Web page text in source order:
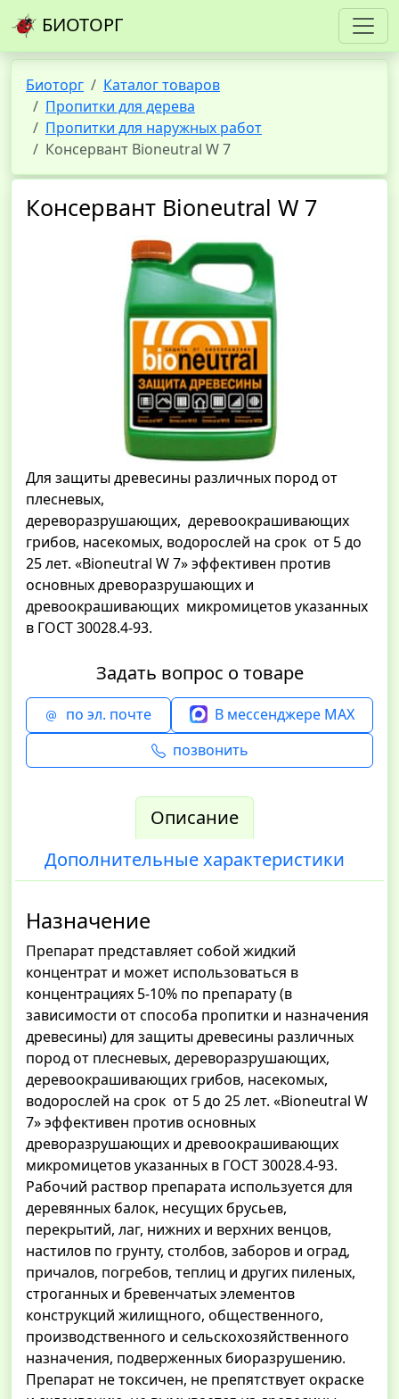
БИОТОРГ
Биоторг
Каталог товаров
Пропитки для дерева
Пропитки для наружных работ
Консервант Bioneutral W 7
Консервант Bioneutral W 7
Для защиты древесины различных пород от
плесневых,
дереворазрушающих, деревоокрашивающих
грибов, насекомых, водорослей на срок от 5 до
25 лет. «Bioneutral W 7» эффективен против
основных древоразрушающих и
древоокрашивающих микромицетов указанных
в ГОСТ 30028.4-93.
Задать вопрос о товаре
по эл. почте
В мессенджере MAX
позвонить
Описание
Дополнительные характеристики
Назначение
Препарат представляет собой жидкий
концентрат и может использоваться в
концентрациях 5-10% по препарату (в
зависимости от способа пропитки и назначения
древесины) для защиты древесины различных
пород от плесневых, дереворазрушающих,
деревоокрашивающих грибов, насекомых,
водорослей на срок от 5 до 25 лет. «Bioneutral W
7» эффективен против основных
древоразрушающих и древоокрашивающих
микромицетов указанных в ГОСТ 30028.4-93.
Рабочий раствор препарата используется для
деревянных балок, несущих брусьев,
перекрытий, лаг, нижних и верхних венцов,
настилов по грунту, столбов, заборов и оград,
причалов, погребов, теплиц и других пиленых,
строганных и бревенчатых элементов
конструкций жилищного, общественного,
производственного и сельскохозяйственного
назначения, подверженных биоразрушению.
Препарат не токсичен, не препятствует окраске